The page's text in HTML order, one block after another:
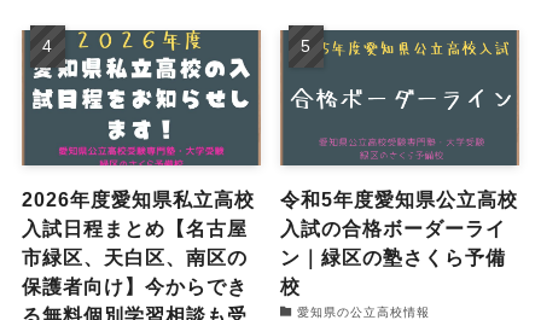
2026年度愛知県私立高校
入試日程まとめ【名古屋
市緑区、天白区、南区の
保護者向け】今からでき
る無料個別学習相談も受
令和5年度愛知県公立高校
入試の合格ボーダーライ
ン｜緑区の塾さくら予備
校
愛知県の公立高校情報